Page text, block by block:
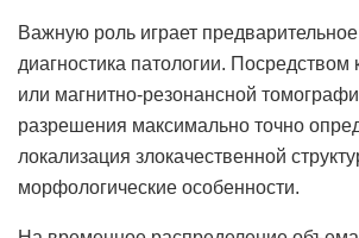
Важную роль играет
диагностика патологии.
или магнитно-резонансной
разрешения максимально точно
локализация злокачественной
морфологические особенности.